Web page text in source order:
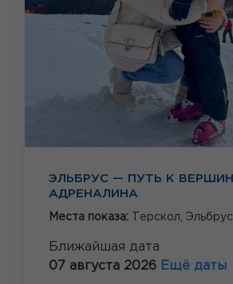
ЭЛЬБРУС — ПУТЬ К
АДРЕНАЛИНА
Места показа: Терскол, Эльбрус,
Ближайшая дата
07 августа 2026 Ещё даты